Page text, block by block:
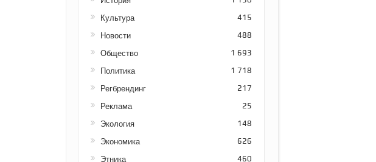
Культура 415
Новости 488
Общество 1 693
Политика 1 718
Регбрендинг 217
Реклама 25
Экология 148
Экономика 626
Этника 460